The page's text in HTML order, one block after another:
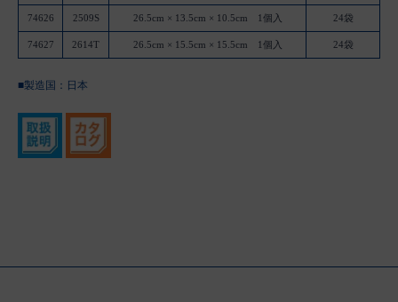
74626 2509S 26.5cm × 13.5cm × 10.5cm 1個入 24袋
74627 2614T 26.5cm × 15.5cm × 15.5cm 1個入 24袋
■製造国： 日本